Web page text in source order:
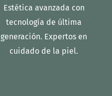
Estética avanzada con
tecnología de última
generación. Expertos en
cuidado de la piel.